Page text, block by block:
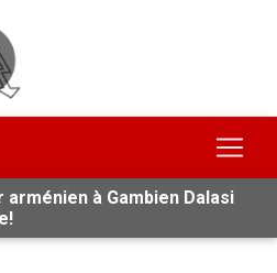
à Gambien Dalasi